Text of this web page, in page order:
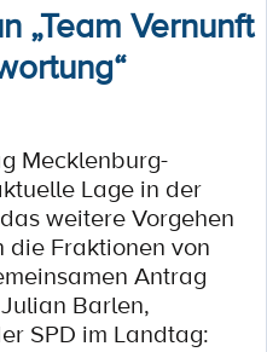
„Team Vernunft
Mecklenburg-
Lage in der
weitere Vorgehen
Fraktionen von
Antrag
Barlen,
SPD im Landtag: